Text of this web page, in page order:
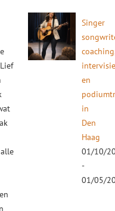
Singer
en
in
Den
Haag
01/10/
-
01/05/